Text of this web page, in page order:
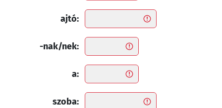
ajtó:
-nak/nek:
a:
szoba: